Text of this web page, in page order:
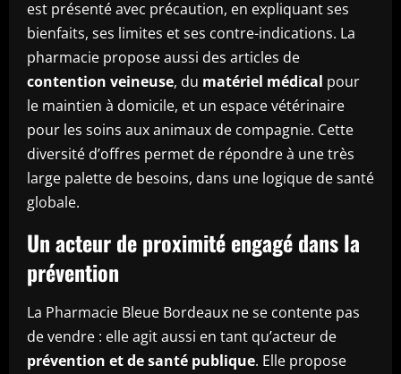
est présenté avec précaution, en expliquant ses
bienfaits, ses limites et ses contre-indications. La
pharmacie propose aussi des articles de
contention veineuse, du matériel médical pour
le maintien à domicile, et un espace vétérinaire
pour les soins aux animaux de compagnie. Cette
diversité d’offres permet de répondre à une très
large palette de besoins, dans une logique de santé
globale.
Un acteur de proximité engagé dans la
prévention
La Pharmacie Bleue Bordeaux ne se contente pas
de vendre : elle agit aussi en tant qu’acteur de
prévention et de santé publique. Elle propose